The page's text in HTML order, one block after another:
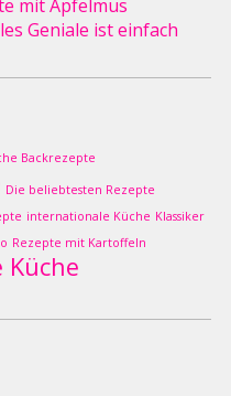
mit Apfelmus
Geniale ist einfach
Backrezepte
Die beliebtesten Rezepte
internationale Küche Klassiker
Rezepte mit Kartoffeln
Küche